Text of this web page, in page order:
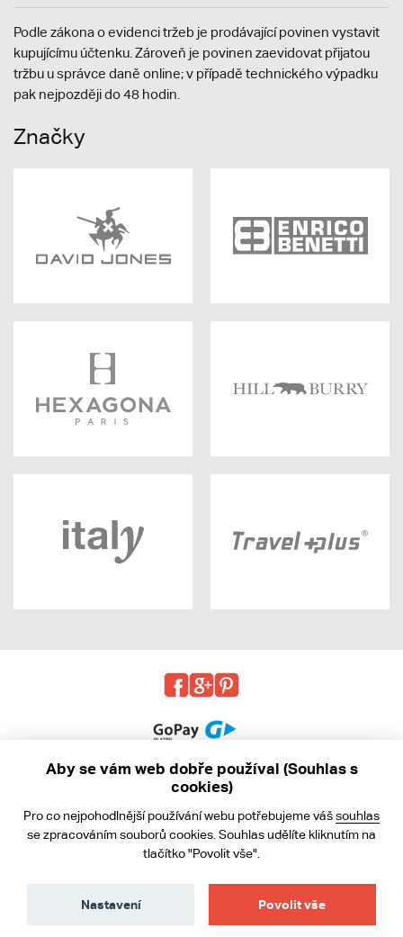
Podle zákona o evidenci tržeb je prodávající povinen vystavit
kupujícímu účtenku. Zároveň je povinen zaevidovat přijatou
tržbu u správce daně online; v případě technického výpadku
pak nejpozději do 48 hodin.
Značky
Obchodní podmínky
Ochrana osobních údajů
Aby se vám web dobře používal (Souhlas s
cookies)
Pro co nejpohodlnější používání webu potřebujeme vášsouhlas
se zpracováním souborů cookies. Souhlas udělíte kliknutím na
tlačítko "Povolit vše".
Povolit vše
Nastavení